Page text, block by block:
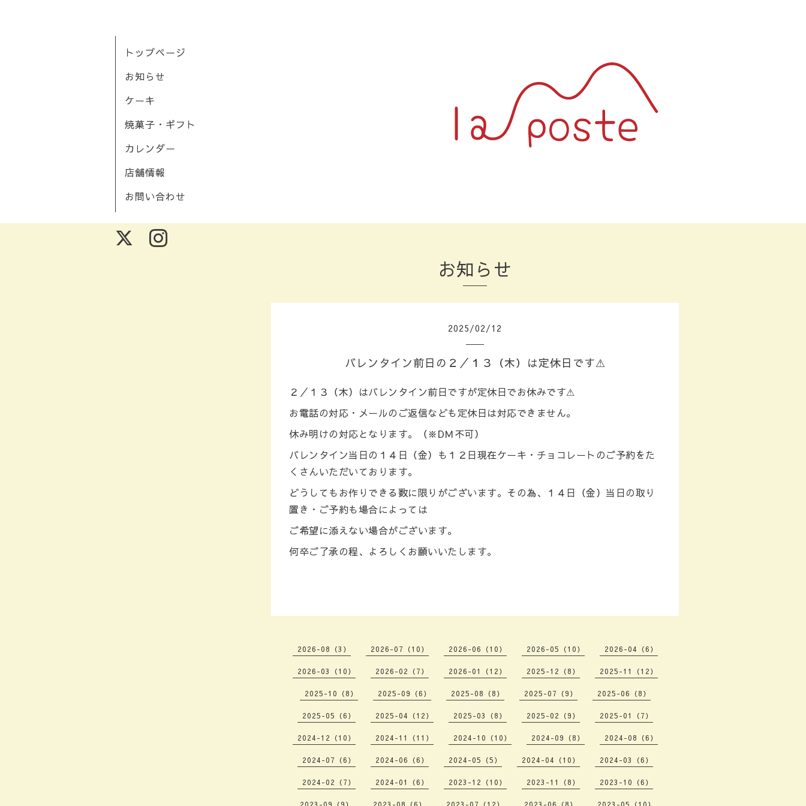
トップページ
お知らせ
ケーキ
焼菓子・ギフト
カレンダー
店舗情報
お問い合わせ
お知らせ
2025/02/12
バレンタイン前日の２／１３（木）は定休日です⚠
２／１３（木）はバレンタイン前日ですが定休日でお休みです⚠
お電話の対応・メールのご返信なども定休日は対応できません。
休み明けの対応となります。（※DＭ不可）
バレンタイン当日の１４日（金）も１２日現在ケーキ・チョコレートのご予約をた
くさんいただいております。
どうしてもお作りできる数に限りがございます。その為、１４日（金）当日の取り
置き・ご予約も場合によっては
ご希望に添えない場合がございます。
何卒ご了承の程、よろしくお願いいたします。
2026-08（3） 2026-07（10） 2026-06（10） 2026-05（10） 2026-04（6）
2026-03（10） 2026-02（7） 2026-01（12） 2025-12（8） 2025-11（12）
2025-10（8） 2025-09（6） 2025-08（8） 2025-07（9） 2025-06（8）
2025-05（6） 2025-04（12） 2025-03（8） 2025-02（9） 2025-01（7）
2024-12（10） 2024-11（11） 2024-10（10） 2024-09（8） 2024-08（6）
2024-07（6） 2024-06（6） 2024-05（5） 2024-04（10） 2024-03（6）
2024-02（7） 2024-01（6） 2023-12（10） 2023-11（8） 2023-10（6）